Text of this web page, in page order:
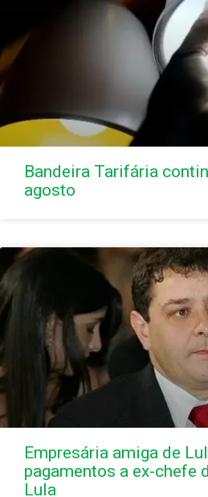
Bandeira Tarifária
agosto
Empresária amiga de
pagamentos a ex-chefe
Lula